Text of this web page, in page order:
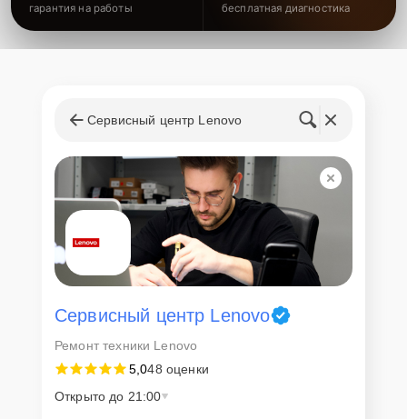
гарантия на работы бесплатная диагностика
Сервисный центр Lenovo
Сервисный центр Lenovo
Ремонт техники Lenovo
5,048 оценки
Открыто до 21:00